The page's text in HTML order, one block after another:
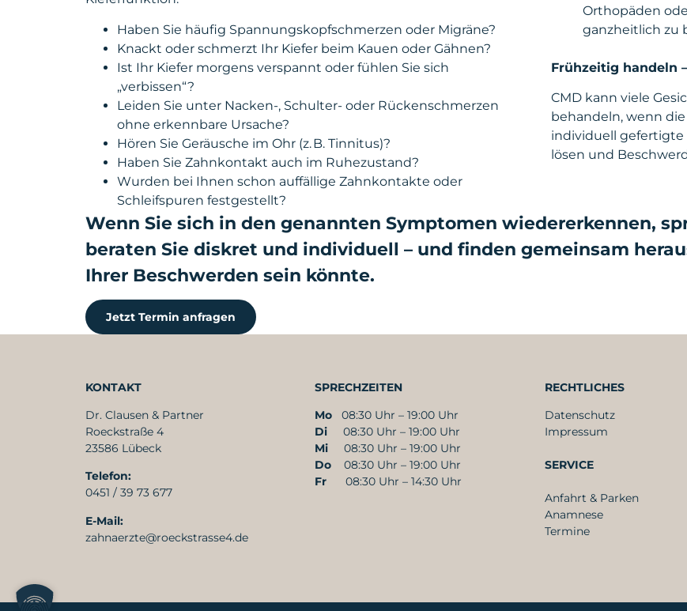
Haben Sie häufig Spannungskopfschmerzen oder Migräne?
Knackt oder schmerzt Ihr Kiefer beim Kauen oder Gähnen?
Ist Ihr Kiefer morgens verspannt oder fühlen Sie sich
„verbissen“?
Leiden Sie unter Nacken-, Schulter- oder Rückenschmerzen
ohne erkennbare Ursache?
Hören Sie Geräusche im Ohr (z. B. Tinnitus)?
Haben Sie Zahnkontakt auch im Ruhezustand?
Wurden bei Ihnen schon auffällige Zahnkontakte oder
Schleifspuren festgestellt?
Orthopäden
ganzheitlich zu
Frühzeitig handeln
CMD kann viele
behandeln, wenn
individuell gefertigte
lösen und
Wenn Sie sich in den genannten Symptomen wiedererkennen,
beraten Sie diskret und individuell – und finden gemeinsam
Ihrer Beschwerden sein könnte.
Jetzt Termin anfragen
KONTAKT
Dr. Clausen & Partner
Roeckstraße 4
23586 Lübeck
Telefon:
0451 / 39 73 677
E-Mail:
zahnaerzte@roeckstrasse4.de
SPRECHZEITEN
Mo 08:30 Uhr – 19:00 Uhr
Di 08:30 Uhr – 19:00 Uhr
Mi 08:30 Uhr – 19:00 Uhr
Do 08:30 Uhr – 19:00 Uhr
Fr 08:30 Uhr – 14:30 Uhr
RECHTLICHES
Datenschutz
Impressum
SERVICE
Anfahrt & Parken
Anamnese
Termine